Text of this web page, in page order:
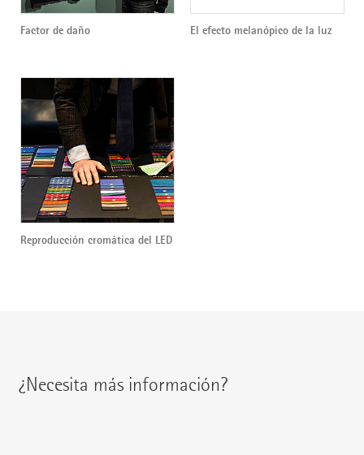
Factor de daño El efecto melanópico de la luz
Reproducción cromática del LED
¿Necesita más información?